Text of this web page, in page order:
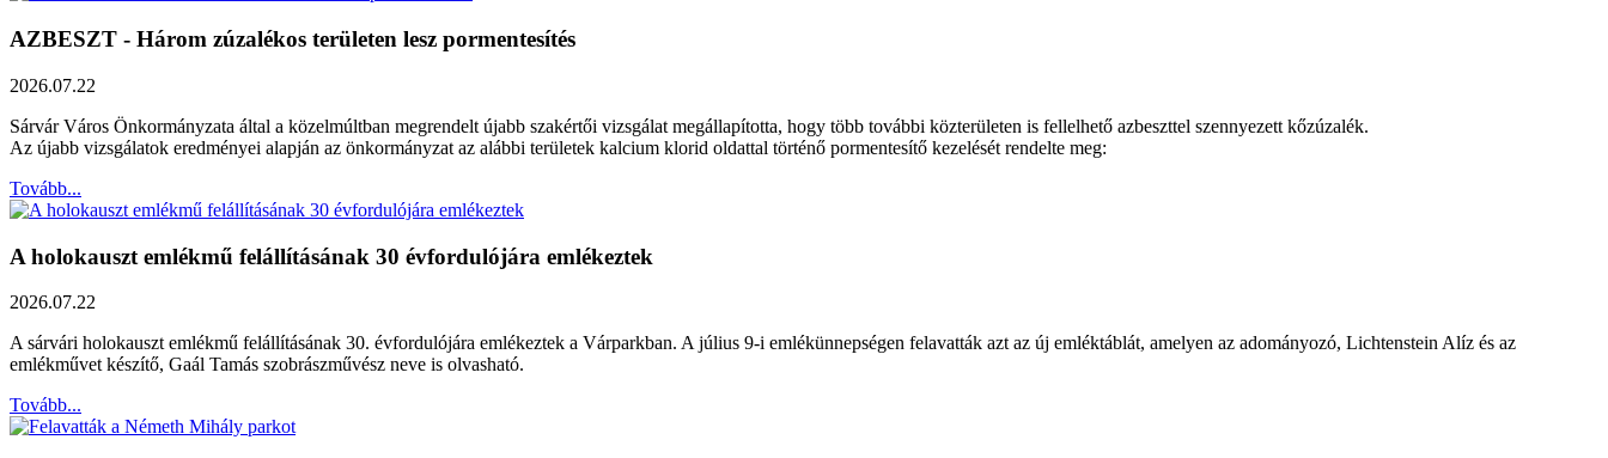
AZBESZT - Három zúzalékos területen lesz pormentesítés
2026.07.22
Sárvár Város Önkormányzata által a közelmúltban megrendelt újabb szakértői vizsgálat megállapította, hogy több további közterületen is fellelhető azbeszttel szennyezett kőzúzalék.
Az újabb vizsgálatok eredményei alapján az önkormányzat az alábbi területek kalcium klorid oldattal történő pormentesítő kezelését rendelte meg:
Tovább...
A holokauszt emlékmű felállításának 30 évfordulójára emlékeztek
2026.07.22
A sárvári holokauszt emlékmű felállításának 30. évfordulójára emlékeztek a Várparkban. A július 9-i emlékünnepségen felavatták azt az új emléktáblát, amelyen az adományozó, Lichtenstein Alíz és az
emlékművet készítő, Gaál Tamás szobrászművész neve is olvasható.
Tovább...